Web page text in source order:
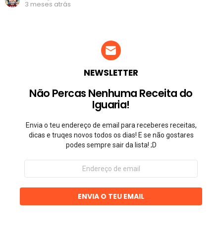
3 meses atrás
NEWSLETTER
Não Percas Nenhuma Receita do
Iguaria!
Envia o teu endereço de email para receberes receitas,
dicas e truqes novos todos os dias! E se não gostares
podes sempre sair da lista! ;D
Endereço
email
ENVIA O TEU EMAIL